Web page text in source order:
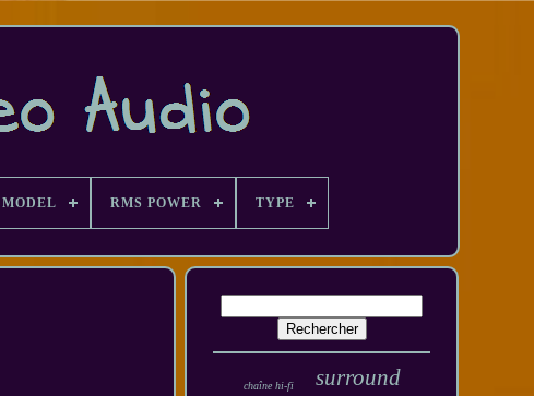
MODEL RMS POWER TYPE
chaîne hi-fi surround